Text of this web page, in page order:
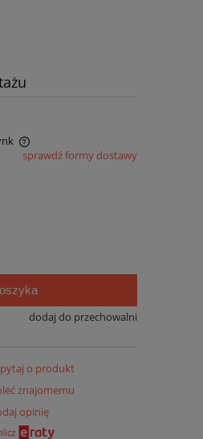
sprawdź formy dostawy
dodaj do przechowalni
o produkt
znajomemu
opinię